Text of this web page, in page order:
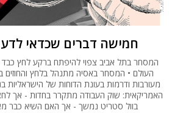
חמישה דברים שכדאי
המסחר בתל אביב צפוי להיפתח ברקע לחץ כבד
העולם • המסחר באסיה מתנהל בלחץ והחוזים
מעורבות ודרמות בעונת הדוחות של הישראליות
האמריקאית: שוק העבודה מתקרר בחדות - אך
בוול סטריט נמשך - אך האם השיא כבר